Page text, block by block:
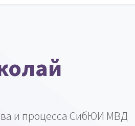
и процесса СибЮИ МВД